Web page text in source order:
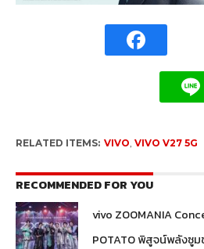
RELATED ITEMS: VIVO VIVO V27 5G
RECOMMENDED FOR YOU
vivo ZOOMANIA
POTATO พิสูจน์พลังซู